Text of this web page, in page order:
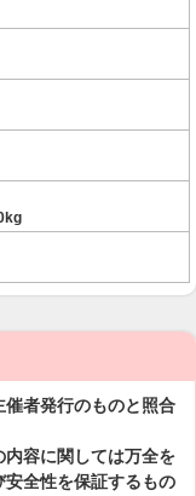
者発行のものと照合
容に関しては万全を
全性を保証するもの